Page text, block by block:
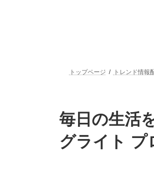
トップページ トレンド情報
毎日の生活
グライト プ